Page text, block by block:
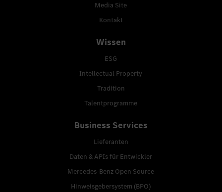
Media Site
Kontakt
Wissen
ESG
Intellectual Property
Tradition
Talentprogramme
Business Services
Lieferanten
Daten & APIs für Entwickler
Mercedes-Benz Open Source
Hinweisgebersystem (BPO)